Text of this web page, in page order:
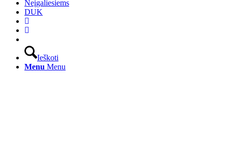
Neįgaliesiems
DUK
Ieškoti
Menu Menu